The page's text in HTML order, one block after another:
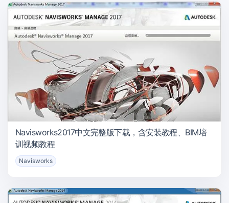
Navisworks2017中文完整版下载，含安装教程、BIM培
训视频教程
Navisworks